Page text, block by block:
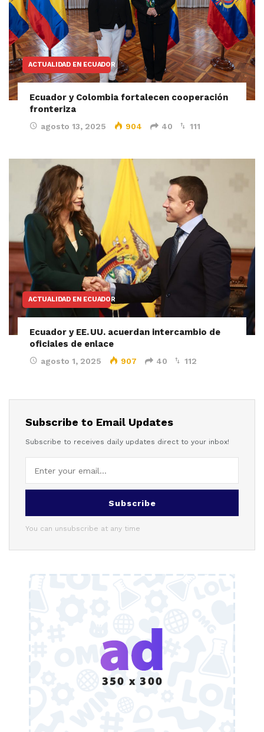
ACTUALIDAD EN ECUADOR
Ecuador y Colombia fortalecen cooperación
fronteriza
agosto 13, 2025 904 40 111
ACTUALIDAD EN ECUADOR
Ecuador y EE. UU. acuerdan intercambio de
oficiales de enlace
agosto 1, 2025 907 40 112
Subscribe to Email Updates
Subscribe to receives daily updates direct to your inbox!
Subscribe
You can unsubscribe at any time